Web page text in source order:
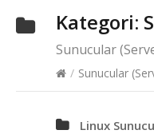
Kategori:
Sunucular
/ Sunucular
Linux